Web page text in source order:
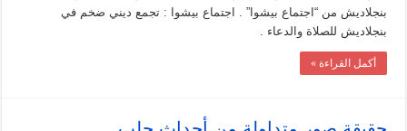
بنجلاديش من “اجتماع بيشوا” . اجتماع بيشوا : تجمع ديني ضخم في
بنجلاديش للصلاة والدعاء .
أكمل القراءة »